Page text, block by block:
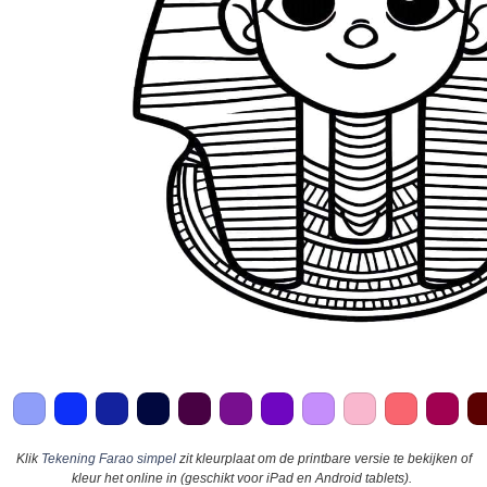
Klik Tekening Farao simpelzit kleurplaat om de printbare versie te bekijken of
kleur het online in (geschikt voor iPad en Android tablets).